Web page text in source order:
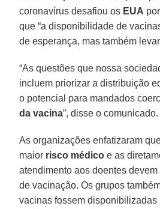
coronavírus desafiou os EUA
que “a disponibilidade de
de esperança, mas também
“As questões que nossa
incluem priorizar a distribuição
o potencial para mandados
da vacina”, disse o comunicado.
As organizações enfatizaram
maior risco médico e as
atendimento aos doentes
de vacinação. Os grupos
vacinas fossem disponibilizadas